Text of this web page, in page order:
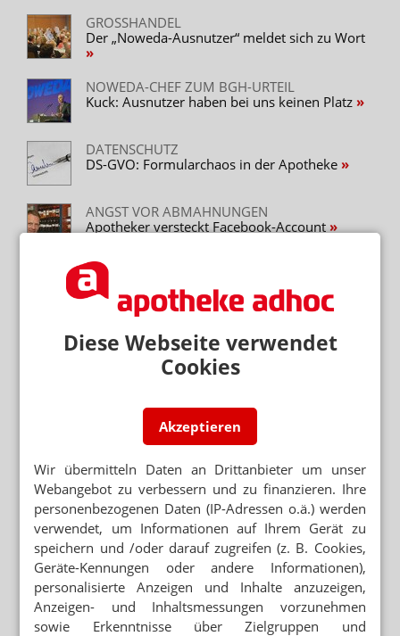
Diese Webseite verwendet
Cookies
Akzeptieren
Wir übermitteln Daten an Drittanbieter um unser
Webangebot zu verbessern und zu finanzieren. Ihre
personenbezogenen Daten (IP-Adressen o.ä.) werden
verwendet, um Informationen auf Ihrem Gerät zu
speichern und /oder darauf zugreifen (z. B. Cookies,
Geräte-Kennungen oder andere Informationen),
personalisierte Anzeigen und Inhalte anzuzeigen,
Anzeigen- und Inhaltsmessungen vorzunehmen
sowie Erkenntnisse über Zielgruppen und
GROSSHANDEL
Der „Noweda-Ausnutzer“ meldet sich zu Wort
NOWEDA-CHEF ZUM BGH-URTEIL
Kuck: Ausnutzer haben bei uns keinen Platz
DATENSCHUTZ
DS-GVO: Formularchaos in der Apotheke
ANGST VOR ABMAHNUNGEN
Apotheker versteckt Facebook-Account
DATENSCHUTZ
DS-GVO: Keine Angst vor Abmahn-Anwälten
DS-GVO UND THERAPIEALLERGENE
Datenschutz vs. Patientensicherheit
Mehr zum Thema
GESETZGEBER MUSS HANDELN
Urteil verbietet Rezepturen im Sprechstundenbedarf
„AUTOMATISIERTE AUSGABESTATIONEN“
Automat statt Apotheke: Ausnahme für Versender
VENTAVIS/ADEMPAS/APO-GO
Patientenprogramme: Hintermann reich, Apotheker
ruiniert